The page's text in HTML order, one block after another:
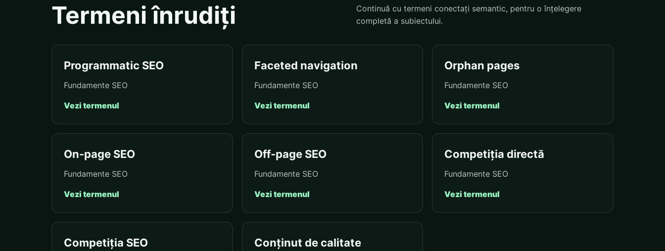
Termeni înrudiți
Continuă cu termeni conectați semantic, pentru o înțelegere
completă a subiectului.
Programmatic SEO
Fundamente SEO
Vezi termenul
Faceted navigation
Fundamente SEO
Vezi termenul
Orphan pages
Fundamente SEO
Vezi termenul
On-page SEO
Fundamente SEO
Vezi termenul
Off-page SEO
Fundamente SEO
Vezi termenul
Competiția directă
Fundamente SEO
Vezi termenul
Competiția SEO Conținut de calitate